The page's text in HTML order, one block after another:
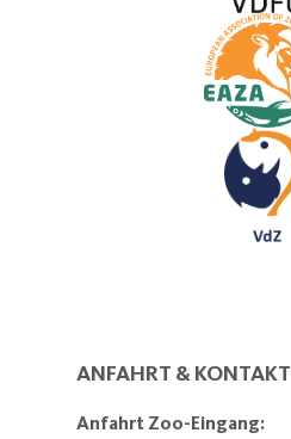
ANFAHRT & KONTAKT
Anfahrt Zoo-Eingang: